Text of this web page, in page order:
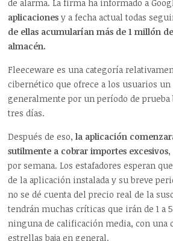
de alarma. La firma ha informado a
aplicaciones y a fecha actual todas
de ellas acumularían más de 1 millón
almacén.
Fleeceware es una categoría
cibernético que ofrece a los usuarios
generalmente por un período de
tres días.
Después de eso,la aplicación
sutilmente a cobrar importes excesivos,
por semana. Los estafadores esperan
de la aplicación instalada y su breve
no se dé cuenta del precio real de la
tendrán muchas críticas que irán de 1 a
ninguna de calificación media, con una
estrellas baja en general.